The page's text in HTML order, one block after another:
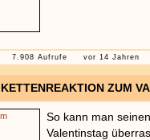
7.908 Aufrufe vor 14 Jahren
KETTENREAKTION ZUM
So kann man
Valentinstag